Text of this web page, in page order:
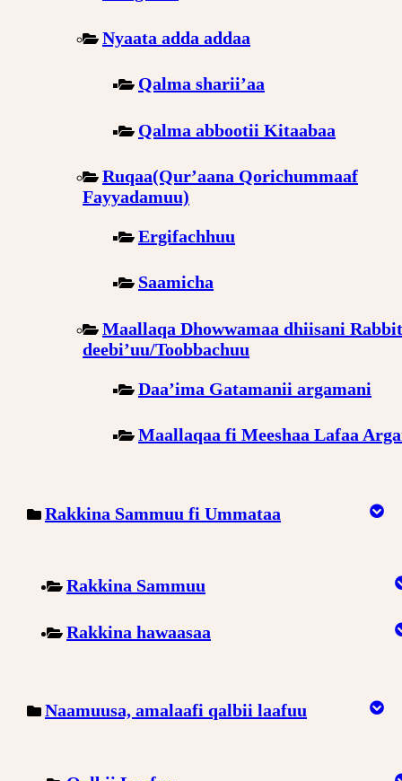
Nyaata adda addaa
Qalma sharii’aa
Qalma abbootii Kitaabaa
Ruqaa(Qur’aana Qorichummaaf
Fayyadamuu)
Ergifachhuu
Saamicha
Maallaqa Dhowwamaa dhiisani
deebi’uu/Toobbachuu
Daa’ima Gatamanii argamani
Maallaqaa fi Meeshaa Lafaa
Rakkina Sammuu fi Ummataa
Rakkina Sammuu
Rakkina hawaasaa
Naamuusa, amalaafi qalbii laafuu